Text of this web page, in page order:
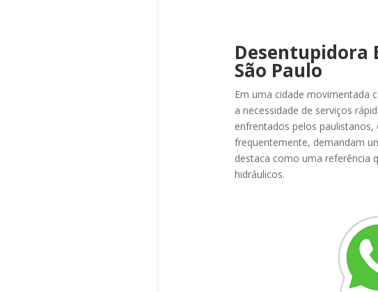
Desentupidora
São Paulo
Em uma cidade movimentada
a necessidade de serviços
enfrentados pelos
frequentemente, demandam
destaca como uma referência
hidráulicos.